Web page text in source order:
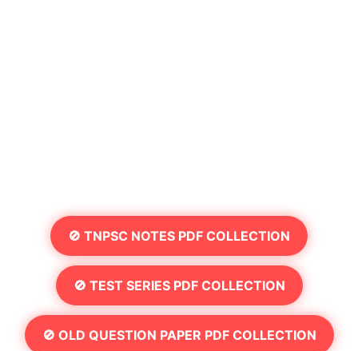
🚫 TNPSC NOTES PDF COLLECTION
🚫 TEST SERIES PDF COLLECTION
🚫 OLD QUESTION PAPER PDF COLLECTION